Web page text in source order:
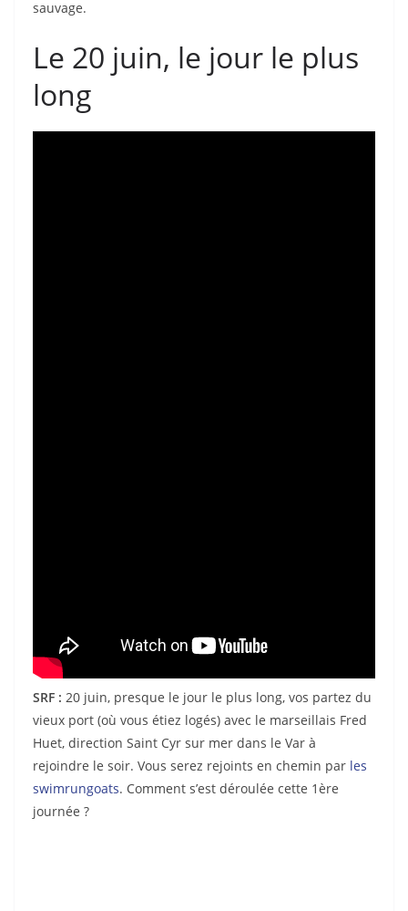
sauvage.
Le 20 juin, le jour le plus
long
SRF : 20 juin, presque le jour le plus long, vos partez du
vieux port (où vous étiez logés) avec le marseillais Fred
Huet, direction Saint Cyr sur mer dans le Var à
rejoindre le soir. Vous serez rejoints en chemin par les
swimrungoats. Comment s’est déroulée cette 1ère
journée ?